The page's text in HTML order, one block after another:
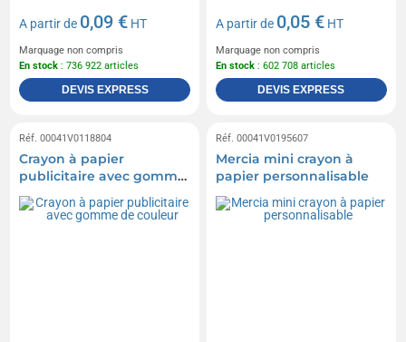
A partir de 0,09 € HT
Marquage non compris
En stock : 736 922 articles
DEVIS EXPRESS
A partir de 0,05 € HT
Marquage non compris
En stock : 602 708 articles
DEVIS EXPRESS
Réf. 00041V0118804
Crayon à papier
publicitaire avec gomme
de couleur
Réf. 00041V0195607
Mercia mini crayon à
papier personnalisable